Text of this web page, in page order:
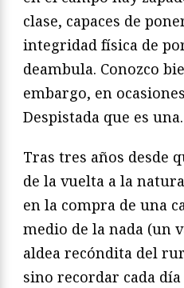
clase, capaces de
integridad física de
deambula. Conozco
embargo, en
Despistada que es una.
Tras tres años desde
de la vuelta a la
en la compra de una
medio de la nada (un
aldea recóndita del
sino recordar cada